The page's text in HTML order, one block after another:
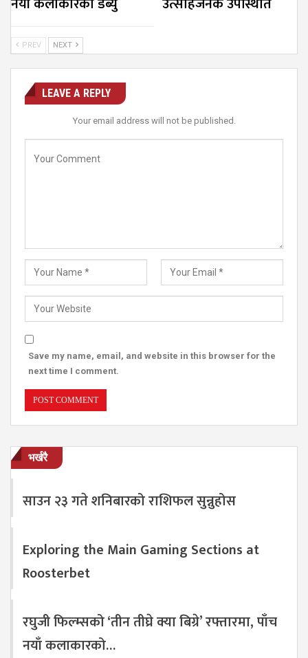
PREV NEXT
LEAVE A REPLY
Your email address will not be published.
Save my name, email, and website in this browser for the
next time I comment.
भर्खरै
साउन २३ गते शनिबारको राशिफल सुन्नुहोस
Exploring the Main Gaming Sections at
Roosterbet
रघुजी फिल्म्सको ‘तीन तीघ्रे क्या बिग्रे’ रफ्तारमा, पाँच
नयाँ कलाकारको…